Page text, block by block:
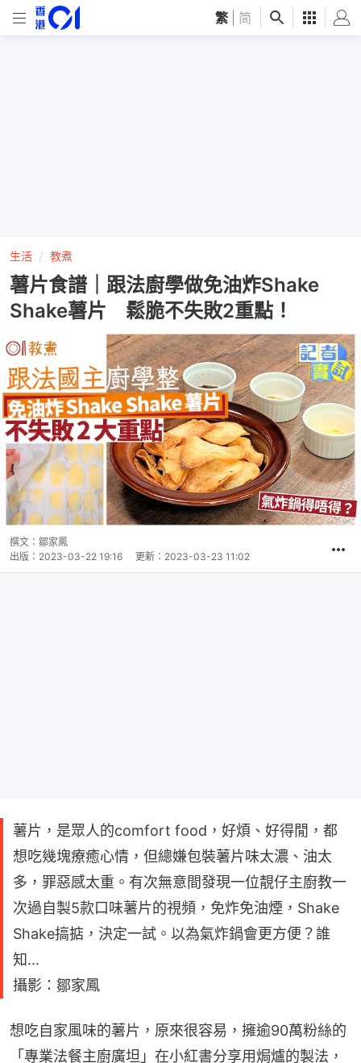
繁 简
生活 教煮
薯片食譜｜跟法廚學做免油炸Shake
Shake薯片 鬆脆不失敗2重點！
撰文： 鄒家鳳
出版： 2023-03-22 19:16 更新： 2023-03-23 11:02
薯片，是眾人的comfort food，好煩、好得閒，都
想吃幾塊療癒心情，但總嫌包裝薯片味太濃、油太
多，罪惡感太重。有次無意間發現一位靚仔主廚教一
次過自製5款口味薯片的視頻，免炸免油煙，Shake
Shake搞掂，決定一試。以為氣炸鍋會更方便？誰
知...
攝影：鄒家鳳
想吃自家風味的薯片，原來很容易，擁逾90萬粉絲的
「專業法餐主廚廣坦」在小紅書分享用焗爐的製法，